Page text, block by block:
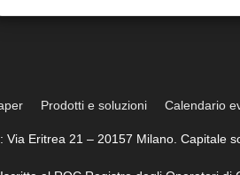
Prodotti e soluzioni Calendario
Eritrea 21 – 20157 Milano.